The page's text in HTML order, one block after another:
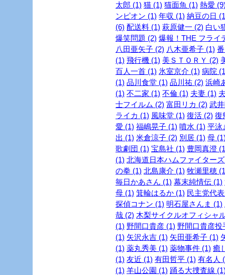
太郎 (1) 猫 (1) 猫面魚 (1) 熱愛
ンピオン (1) 年収 (1) 納豆の日
(6) 配送料 (1) 萩原健一 (2) 白い
爆笑問題 (2) 爆報！THE フライ
八田亜矢子 (2) 八木亜希子 (1)
(1) 飛行機 (1) 美ＳＴＯＲＹ (2)
百人一首 (1) 氷室京介 (1) 病院
(1) 品川食堂 (1) 品川祐 (2) 浜崎
(1) 不二家 (1) 不倫 (1) 夫妻 (1)
士フイルム (2) 富田リカ (2) 武
ライカ (1) 風味堂 (1) 復活 (2) 復
愛 (1) 福嶋晃子 (1) 噴水 (1) 平泳
出 (1) 米倉涼子 (2) 別居 (1) 母
歌劇団 (1) 宝島社 (1) 豊岡真澄
(1) 北海道日本ハムファイター
の拳 (1) 北島康介 (1) 牧瀬里穂
毎日かあさん (1) 幕末純情伝 (1)
母 (1) 箕輪はるか (1) 民主党代
探偵コナン (1) 明石屋さんま (1)
哉 (2) 木梨サイクルオフィシャ
(1) 野間口貴彦 (1) 野間口貴彦投
(1) 矢沢永吉 (1) 矢田亜希子 (1)
(1) 薬丸秀美 (1) 薬物事件 (1) 癒
(1) 友近 (1) 有田哲平 (1) 有名人
(1) 羊山公園 (1) 踊る大捜査線